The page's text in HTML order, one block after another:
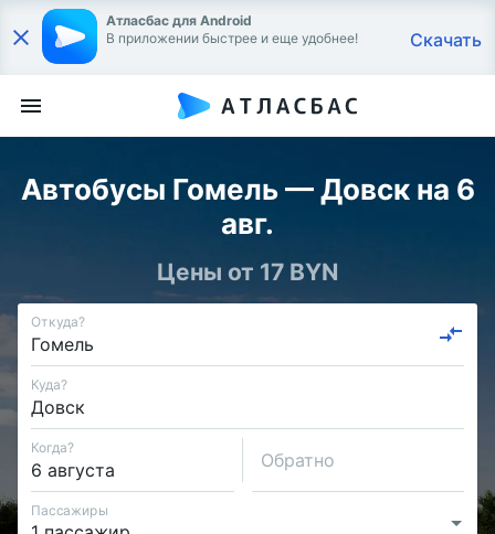
Атласбас для Android
В приложении быстрее и еще удобнее!
Скачать
Автобусы Гомель — Довск на 6
авг.
Цены от 17 BYN
Откуда?
Куда?
Когда?
Обратно
Пассажиры